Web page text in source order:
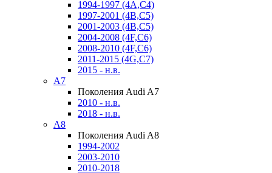
1994-1997 (4A,C4)
1997-2001 (4B,C5)
2001-2003 (4B,C5)
2004-2008 (4F,C6)
2008-2010 (4F,C6)
2011-2015 (4G,C7)
2015 - н.в.
A7
Поколения Audi A7
2010 - н.в.
2018 - н.в.
A8
Поколения Audi A8
1994-2002
2003-2010
2010-2018